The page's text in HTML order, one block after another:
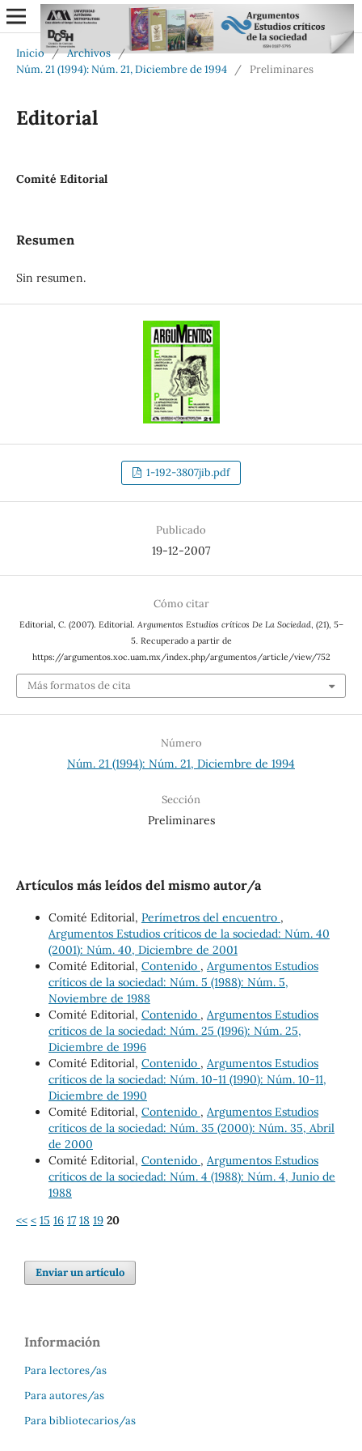
Inicio / Archivos /
Núm. 21 (1994): Núm. 21, Diciembre de 1994
/ Preliminares
Editorial
Comité Editorial
Resumen
Sin resumen.
1-192-3807jib.pdf
Publicado
19-12-2007
Cómo citar
Editorial, C. (2007). Editorial. Argumentos Estudios críticos De La Sociedad, (21), 5–
5. Recuperado a partir de
https://argumentos.xoc.uam.mx/index.php/argumentos/article/view/752
Más formatos de cita
Número
Núm. 21 (1994): Núm. 21, Diciembre de 1994
Sección
Preliminares
Artículos más leídos del mismo autor/a
Comité Editorial, Perímetros del encuentro ,
Argumentos Estudios críticos de la sociedad: Núm. 40
(2001): Núm. 40, Diciembre de 2001
Comité Editorial, Contenido , Argumentos Estudios
críticos de la sociedad: Núm. 5 (1988): Núm. 5,
Noviembre de 1988
Comité Editorial, Contenido , Argumentos Estudios
críticos de la sociedad: Núm. 25 (1996): Núm. 25,
Diciembre de 1996
Comité Editorial, Contenido , Argumentos Estudios
críticos de la sociedad: Núm. 10-11 (1990): Núm. 10-11,
Diciembre de 1990
Comité Editorial, Contenido , Argumentos Estudios
críticos de la sociedad: Núm. 35 (2000): Núm. 35, Abril
de 2000
Comité Editorial, Contenido , Argumentos Estudios
críticos de la sociedad: Núm. 4 (1988): Núm. 4, Junio de
1988
<< < 15 16 17 18 19 20
Enviar un artículo
Información
Para lectores/as
Para autores/as
Para bibliotecarios/as